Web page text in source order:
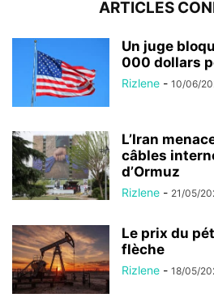
ARTICLES
Un juge
000 dollars
Rizlene - 10/06/
L’Iran
câbles
d’Ormuz
Rizlene - 21/05/
Le prix du
flèche
Rizlene - 18/05/